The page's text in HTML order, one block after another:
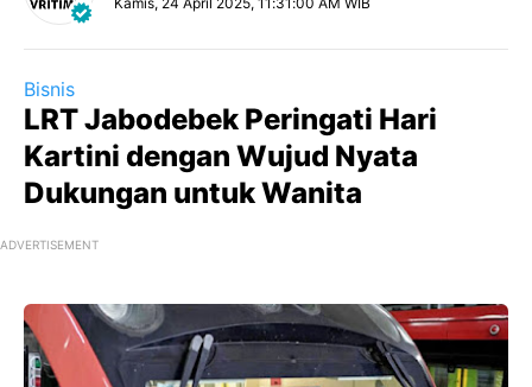
Bisnis
LRT Jabodebek Peringati Hari
Kartini dengan Wujud Nyata
Dukungan untuk Wanita
ADVERTISEMENT